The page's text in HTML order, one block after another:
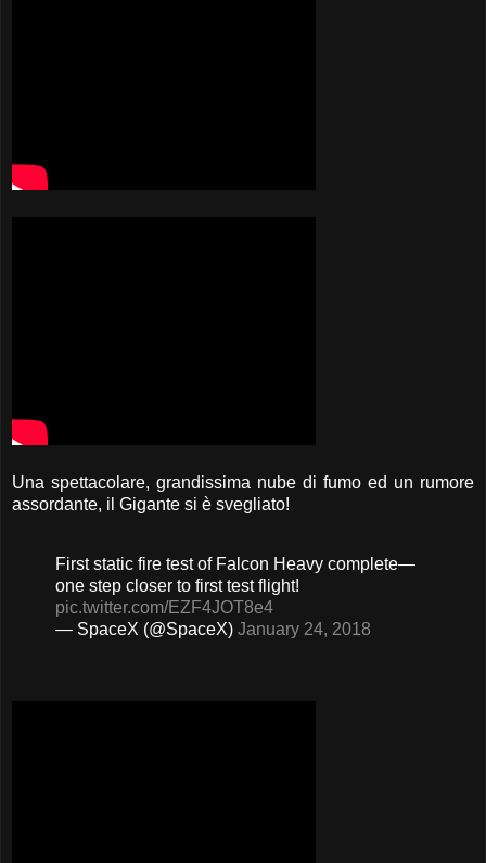
Una spettacolare, grandissima nube di fumo ed un rumore
assordante, il Gigante si è svegliato!
First static fire test of Falcon Heavy complete—
one step closer to first test flight!
pic.twitter.com/EZF4JOT8e4
— SpaceX (@SpaceX) January 24, 2018